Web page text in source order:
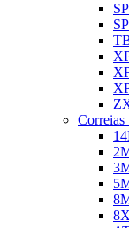
Correias
8X